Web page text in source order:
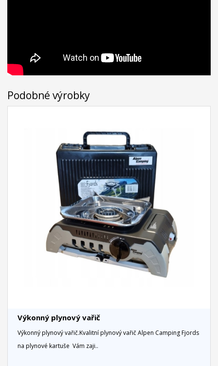
Podobné výrobky
Výkonný plynový vařič
Výkonný plynový vařič.Kvalitní plynový vařič Alpen Camping Fjords
na plynové kartuše Vám zaji..